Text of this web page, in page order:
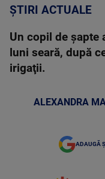
ȘTIRI ACTUALE
Un copil de șapte
luni seară, după
irigaţii.
ALEXANDRA
ADAUGĂ